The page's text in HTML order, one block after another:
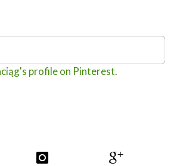
profile on Pinterest.